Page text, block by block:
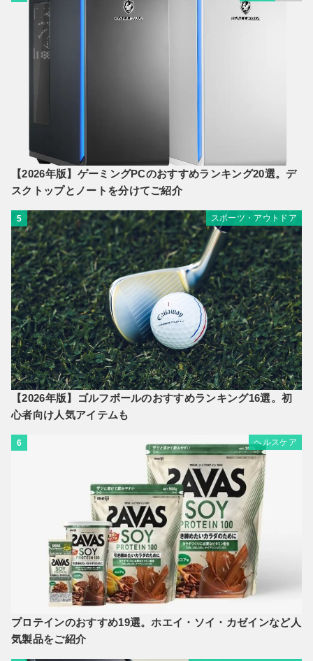
【2026年版】ゲーミングPCのおすすめランキング20選。デ
スクトップとノートを分けてご紹介
5 スポーツ・アウトドア
【2026年版】ゴルフボールのおすすめランキング16選。初
心者向け人気アイテムも
6 ヘルスケア
プロテインのおすすめ19選。ホエイ・ソイ・カゼインなど人
気製品をご紹介